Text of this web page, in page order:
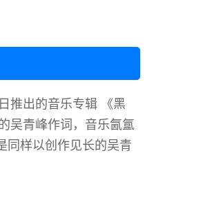
推出的音乐专辑 《黑
吴青峰作词，音乐氤氲
同样以创作见长的吴青